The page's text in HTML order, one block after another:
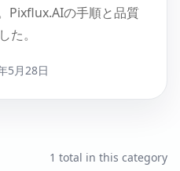
Pixflux.AIの手順と品質
た。
5月28日
1 total in this category